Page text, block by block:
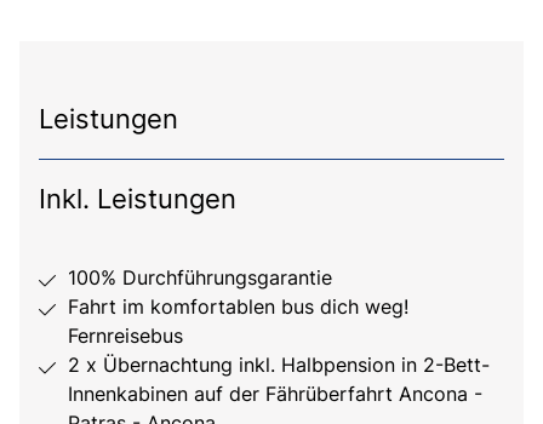
Leistungen
Inkl. Leistungen
100% Durchführungsgarantie
Fahrt im komfortablen bus dich weg!
Fernreisebus
2 x Übernachtung inkl. Halbpension in 2-Bett-
Innenkabinen auf der Fährüberfahrt Ancona -